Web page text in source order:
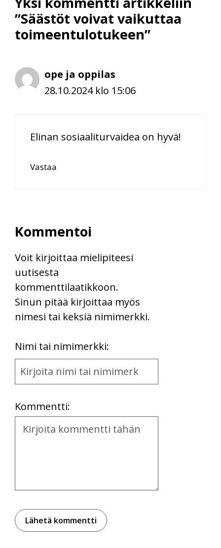
”Säästöt voivat vaikuttaa
toimeentulotukeen”
ope ja oppilas
28.10.2024 klo 15:06
Elinan sosiaaliturvaidea on hyvä!
Vastaa
Kommentoi
Voit kirjoittaa mielipiteesi
uutisesta
kommenttilaatikkoon.
Sinun pitää kirjoittaa myös
nimesi tai keksiä nimimerkki.
Nimi tai nimimerkki:
Name
and
Kommentti:
Kommentti